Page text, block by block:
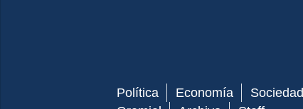
Política Economía Sociedad